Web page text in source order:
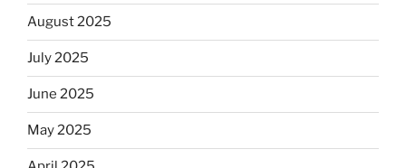
August 2025
July 2025
June 2025
May 2025